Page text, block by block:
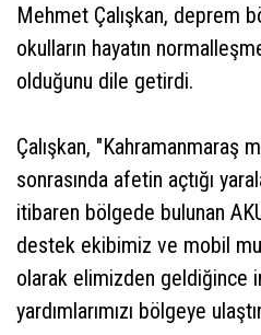
Mehmet Çalışkan, deprem
okulların hayatın
olduğunu dile getirdi.
Çalışkan, "Kahramanmaraş
sonrasında afetin açtığı
itibaren bölgede bulunan
destek ekibimiz ve mobil
olarak elimizden geldiğince
yardımlarımızı bölgeye